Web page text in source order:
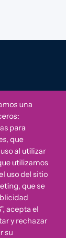
Ético u
Fundación.
una
para
que
al utilizar
utilizamos
uso del sitio
que se
acepta el
y rechazar
su